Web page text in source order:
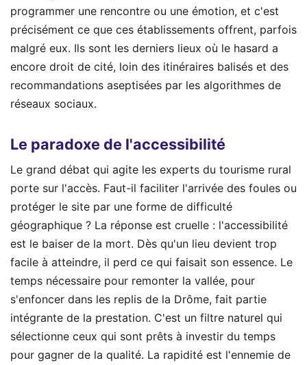
programmer une rencontre ou une émotion, et c'est
précisément ce que ces établissements offrent, parfois
malgré eux. Ils sont les derniers lieux où le hasard a
encore droit de cité, loin des itinéraires balisés et des
recommandations aseptisées par les algorithmes de
réseaux sociaux.
Le paradoxe de l'accessibilité
Le grand débat qui agite les experts du tourisme rural
porte sur l'accès. Faut-il faciliter l'arrivée des foules ou
protéger le site par une forme de difficulté
géographique ? La réponse est cruelle : l'accessibilité
est le baiser de la mort. Dès qu'un lieu devient trop
facile à atteindre, il perd ce qui faisait son essence. Le
temps nécessaire pour remonter la vallée, pour
s'enfoncer dans les replis de la Drôme, fait partie
intégrante de la prestation. C'est un filtre naturel qui
sélectionne ceux qui sont prêts à investir du temps
pour gagner de la qualité. La rapidité est l'ennemie de